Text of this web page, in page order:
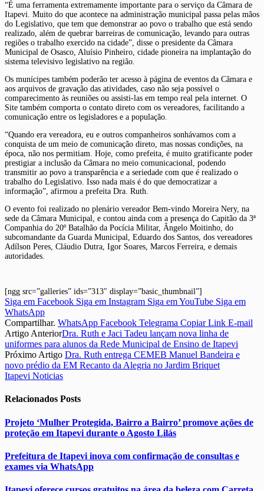
“É uma ferramenta extremamente importante para o serviço da Câmara de
Itapevi. Muito do que acontece na administração municipal passa pelas mãos
do Legislativo, que tem que demonstrar ao povo o trabalho que está sendo
realizado, além de quebrar barreiras de comunicação, levando para outras
regiões o trabalho exercido na cidade”, disse o presidente da Câmara
Municipal de Osasco, Aluísio Pinheiro, cidade pioneira na implantação do
sistema televisivo legislativo na região.
Os munícipes também poderão ter acesso à página de eventos da Câmara e
aos arquivos de gravação das atividades, caso não seja possível o
comparecimento às reuniões ou assisti-las em tempo real pela internet. O
Site também comporta o contato direto com os vereadores, facilitando a
comunicação entre os legisladores e a população.
“Quando era vereadora, eu e outros companheiros sonhávamos com a
conquista de um meio de comunicação direto, mas nossas condições, na
época, não nos permitiam. Hoje, como prefeita, é muito gratificante poder
prestigiar a inclusão da Câmara no meio comunicacional, podendo
transmitir ao povo a transparência e a seriedade com que é realizado o
trabalho do Legislativo. Isso nada mais é do que democratizar a
informação”, afirmou a prefeita Dra. Ruth.
O evento foi realizado no plenário vereador Bem-vindo Moreira Nery, na
sede da Câmara Municipal, e contou ainda com a presença do Capitão da 3ª
Companhia do 20º Batalhão da Pocícia Militar, Ângelo Moitinho, do
subcomandante da Guarda Municipal, Eduardo dos Santos, dos vereadores
Adílson Peres, Cláudio Dutra, Igor Soares, Marcos Ferreira, e demais
autoridades.
[ngg src=”galleries” ids=”313″ display=”basic_thumbnail”]
Siga em Facebook Siga em Instagram Siga em YouTube Siga em
WhatsApp
Compartilhar. WhatsApp Facebook Telegrama Copiar Link E-mail
Artigo AnteriorDra. Ruth e Jaci Tadeu lançam nova linha de
uniformes para alunos da Rede Municipal de Ensino de Itapevi
Próximo Artigo Dra. Ruth entrega CEMEB Manuel Bandeira e
novo prédio da EM Recanto da Alegria no Jardim Briquet
Itapevi Noticias
Relacionados Posts
Projeto ‘Mulher Protegida, Bairro a Bairro’ promove ações de
proteção em Itapevi durante o Agosto Lilás
Prefeitura de Itapevi inova com confirmação de consultas e
exames via WhatsApp